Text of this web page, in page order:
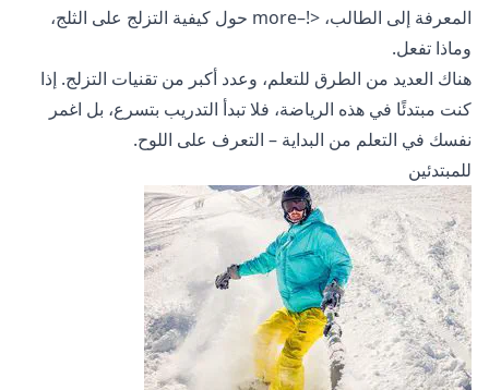
المعرفة إلى الطالب، <!–more حول كيفية التزلج على الثلج،
وماذا تفعل.
هناك العديد من الطرق للتعلم، وعدد أكبر من تقنيات التزلج. إذا
كنت مبتدئًا في هذه الرياضة، فلا تبدأ التدريب بتسرع، بل اغمر
نفسك في التعلم من البداية – التعرف على اللوح.
للمبتدئين